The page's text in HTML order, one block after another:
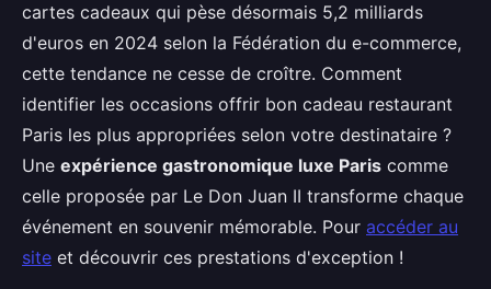
cartes cadeaux qui pèse désormais 5,2 milliards
d'euros en 2024 selon la Fédération du e-commerce,
cette tendance ne cesse de croître. Comment
identifier les occasions offrir bon cadeau restaurant
Paris les plus appropriées selon votre destinataire ?
Une expérience gastronomique luxe Paris comme
celle proposée par Le Don Juan II transforme chaque
événement en souvenir mémorable. Pour accéder au
site et découvrir ces prestations d'exception !